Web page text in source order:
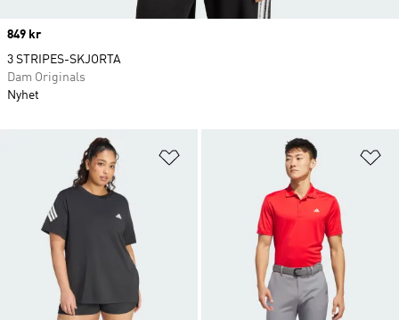
Lägg till på önskelistan
Price
849 kr
3 STRIPES-SKJORTA
Dam Originals
Nyhet